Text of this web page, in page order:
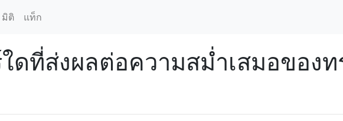
ติ แท็ก
ดที่ส่งผลต่อความสม่ำเสมอของท